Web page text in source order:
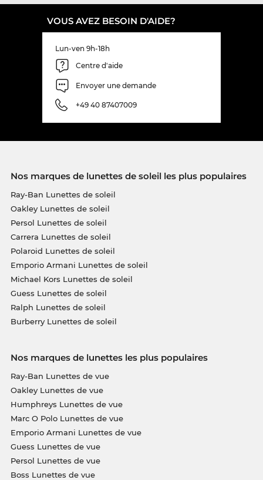
VOUS AVEZ BESOIN D'AIDE?
Lun-ven 9h-18h
Centre d'aide
Envoyer une demande
+49 40 87407009
Nos marques de lunettes de soleil les plus populaires
Ray-Ban Lunettes de soleil
Oakley Lunettes de soleil
Persol Lunettes de soleil
Carrera Lunettes de soleil
Polaroid Lunettes de soleil
Emporio Armani Lunettes de soleil
Michael Kors Lunettes de soleil
Guess Lunettes de soleil
Ralph Lunettes de soleil
Burberry Lunettes de soleil
Nos marques de lunettes les plus populaires
Ray-Ban Lunettes de vue
Oakley Lunettes de vue
Humphreys Lunettes de vue
Marc O Polo Lunettes de vue
Emporio Armani Lunettes de vue
Guess Lunettes de vue
Persol Lunettes de vue
Boss Lunettes de vue